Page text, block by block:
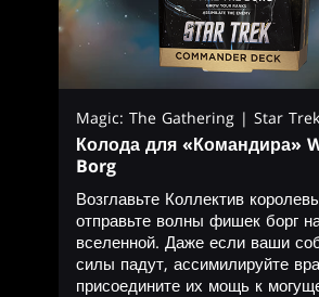
Magic: The Gathering | Star Trek
Колода для «Командира»
Borg
Возглавьте Коллектив
отправьте волны фишек борг
вселенной. Даже если ваши
силы падут, ассимилируйте
присоедините их мощь к